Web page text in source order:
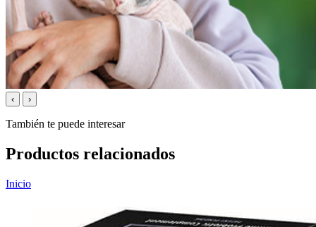
‹ ›
También te puede interesar
Productos relacionados
Inicio